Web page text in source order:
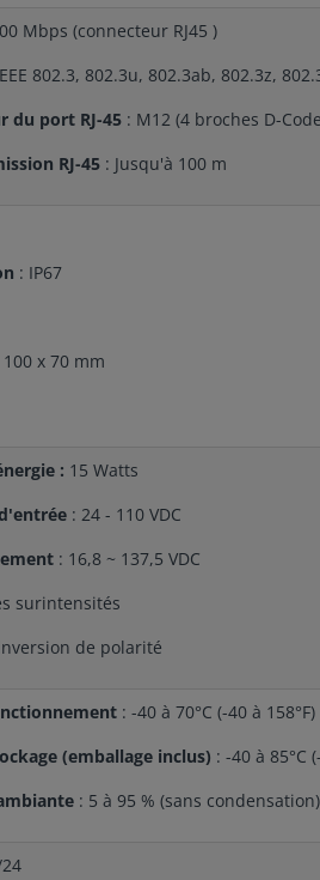
Mbps (connecteur RJ45 )
802.3, 802.3u, 802.3ab, 802.3z,
du port RJ-45 : M12 (4 broches D-
RJ-45 : Jusqu'à 100 m
: IP67
100 x 70 mm
: 15 Watts
: 24 - 110 VDC
: 16,8 ~ 137,5 VDC
surintensités
de polarité
: -40 à 70°C (-40 à 158°F)
(emballage inclus) : -40 à 85°C
: 5 à 95 % (sans condensation)